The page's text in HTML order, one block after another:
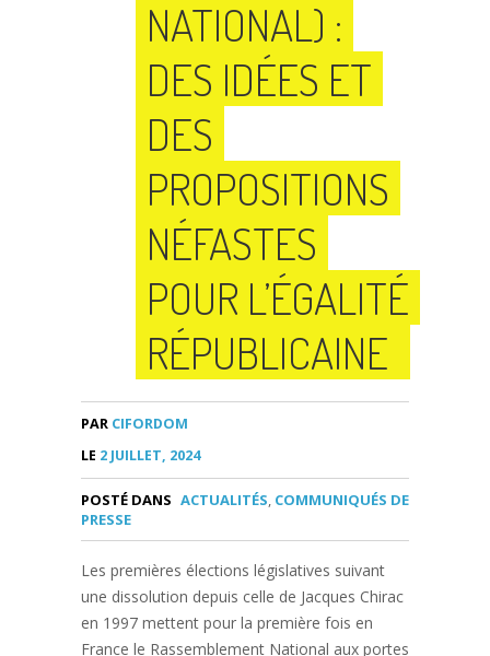
NATIONAL) :
DES IDÉES ET
DES
PROPOSITIONS
NÉFASTES
POUR L’ÉGALITÉ
RÉPUBLICAINE
PAR CIFORDOM
LE 2 JUILLET, 2024
POSTÉ DANS ACTUALITÉS, COMMUNIQUÉS DE
PRESSE
Les premières élections législatives suivant
une dissolution depuis celle de Jacques Chirac
en 1997 mettent pour la première fois en
France le Rassemblement National aux portes